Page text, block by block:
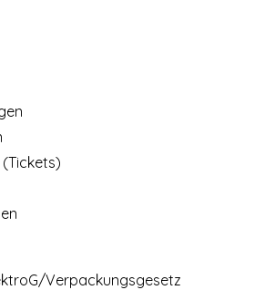
Verpackungsgesetz